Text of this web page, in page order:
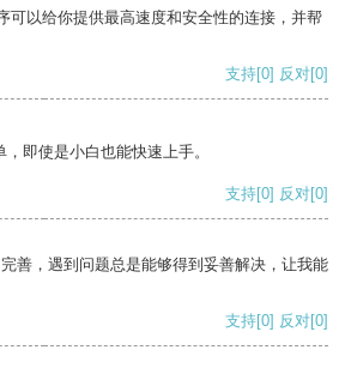
可以给你提供最高速度和安全性的连接，并帮
支持[0] 反对[0]
即使是小白也能快速上手。
支持[0] 反对[0]
善，遇到问题总是能够得到妥善解决，让我能
支持[0] 反对[0]